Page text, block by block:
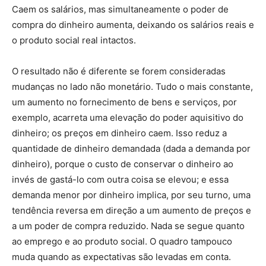
Caem os salários, mas simultaneamente o poder de
compra do dinheiro aumenta, deixando os salários reais e
o produto social real intactos.
O resultado não é diferente se forem consideradas
mudanças no lado não monetário. Tudo o mais constante,
um aumento no fornecimento de bens e serviços, por
exemplo, acarreta uma elevação do poder aquisitivo do
dinheiro; os preços em dinheiro caem. Isso reduz a
quantidade de dinheiro demandada (dada a demanda por
dinheiro), porque o custo de conservar o dinheiro ao
invés de gastá-lo com outra coisa se elevou; e essa
demanda menor por dinheiro implica, por seu turno, uma
tendência reversa em direção a um aumento de preços e
a um poder de compra reduzido. Nada se segue quanto
ao emprego e ao produto social. O quadro tampouco
muda quando as expectativas são levadas em conta.